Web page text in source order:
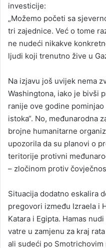
investicije:
„Možemo početi sa
tri zajednice. Već o tome
ne nudeći nikakve
ljudi koji trenutno žive u
Na izjavu još uvijek nema
Washingtona, iako je bivši
ranije ove godine
istoka“. No, međunarodna
brojne humanitarne
upozorila da su planovi o
teritorije protivni
– zločinom protiv
Situacija dodatno eskalira
pregovori između Izraela i
Katara i Egipta. Hamas
vatre u zamjenu za kraj
ali sudeći po